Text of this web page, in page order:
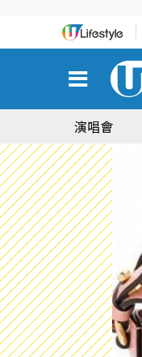
演唱會